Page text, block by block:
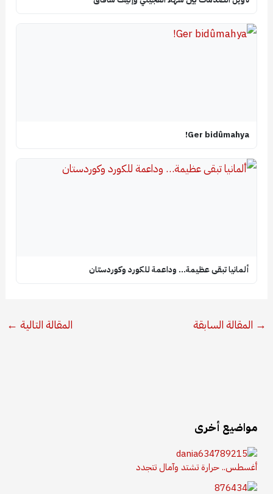
Ger bidûmahya!
ألمانيا تبقى عظيمة… وداعمة للكورد وكوردستان
→ المقالة السابقة المقالة التالية ←
مواضيع أخرى
أغسطس.. حرارة تشتد وآمال تتجدد